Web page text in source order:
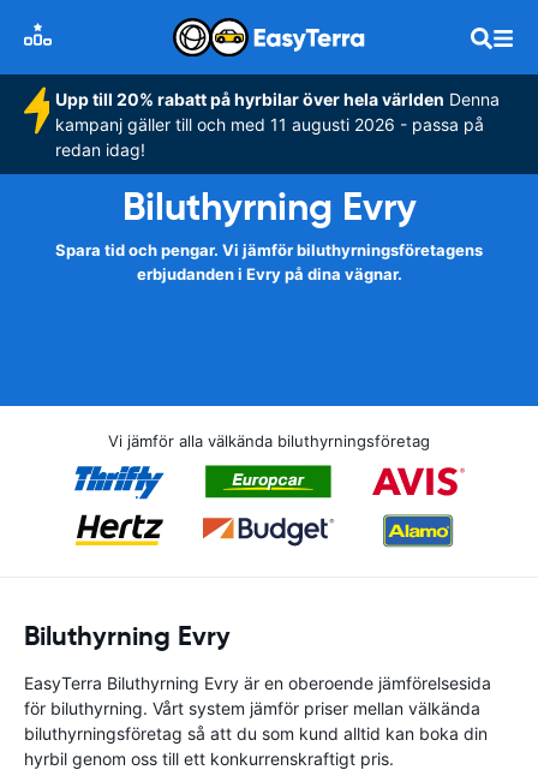
Upp till 20% rabatt på hyrbilar över hela världen Denna
kampanj gäller till och med 11 augusti 2026 - passa på
redan idag!
Biluthyrning Evry
Spara tid och pengar. Vi jämför biluthyrningsföretagens
erbjudanden i Evry på dina vägnar.
Vi jämför alla välkända biluthyrningsföretag
Biluthyrning Evry
EasyTerra Biluthyrning Evry är en oberoende jämförelsesida
för biluthyrning. Vårt system jämför priser mellan välkända
biluthyrningsföretag så att du som kund alltid kan boka din
hyrbil genom oss till ett konkurrenskraftigt pris.